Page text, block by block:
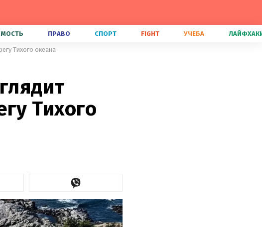
ПРАВО СПОРТ FIGHT УЧЕБА
Тихого океана
Тихого